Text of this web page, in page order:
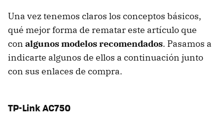
Una vez tenemos claros los conceptos básicos,
qué mejor forma de rematar este artículo que
con algunos modelos recomendados. Pasamos a
indicarte algunos de ellos a continuación junto
con sus enlaces de compra.
TP-Link AC750